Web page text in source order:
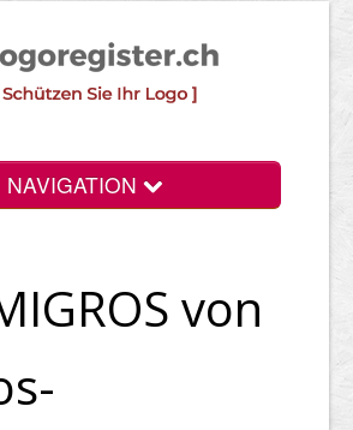
NAVIGATION
von